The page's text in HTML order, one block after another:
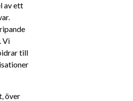
av ett
Vi
till
över